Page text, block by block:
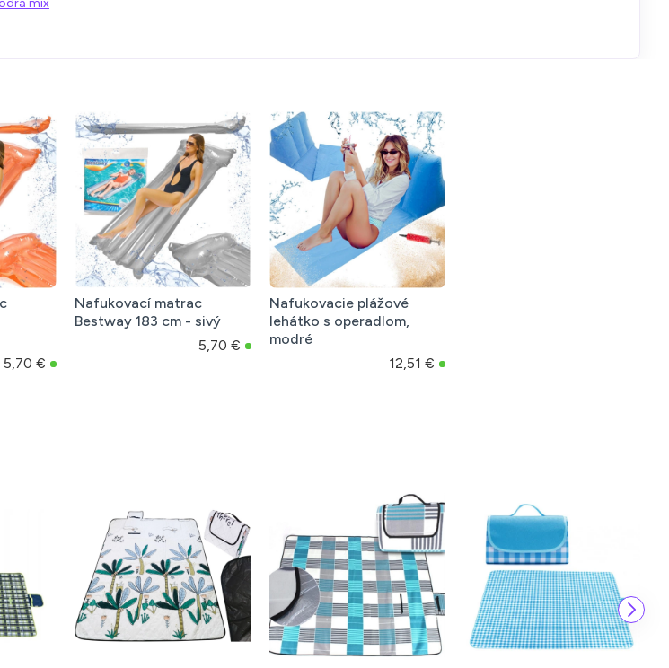
mix
5,70 €
Nafukovací matrac
Bestway 183 cm - sivý
5,70 €
Nafukovacie plážové
lehátko s operadlom,
modré
12,51 €